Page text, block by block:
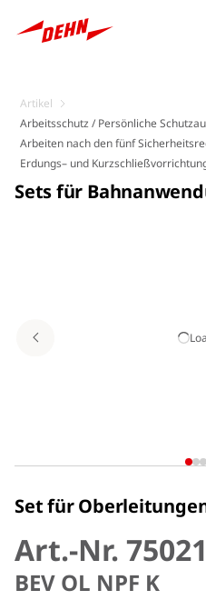
Artikel
Arbeitsschutz / Persönliche
Arbeiten nach den fünf
Erdungs– und
Sets für
Set für
Art.-Nr.
BEV OL NPF K